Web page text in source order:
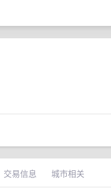
交易信息 城市相关